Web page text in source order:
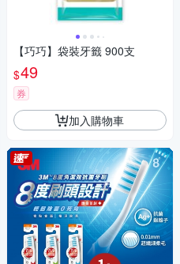
【巧巧】袋裝牙籤 900支
$49
券
加入購物車